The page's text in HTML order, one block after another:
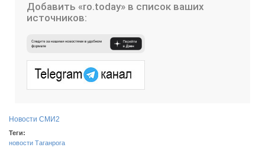
Добавить «ro.today» в список ваших
источников:
Новости СМИ2
Теги:
новости Таганрога